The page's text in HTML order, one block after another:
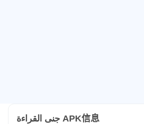
جنى القراءة APK信息